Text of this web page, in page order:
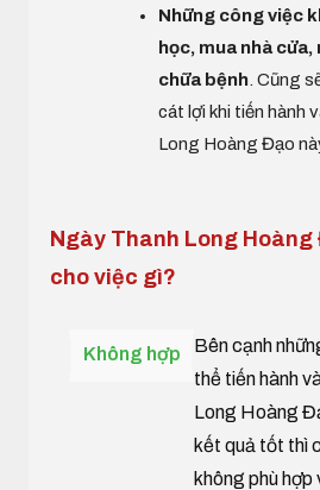
Những công việc
học, mua nhà cửa,
chữa bệnh . Cũng
cát lợi khi tiến hành
Long Hoàng Đạo
Ngày Thanh Long
cho việc gì?
Không hợp
Bên cạnh
thể tiến hành
Long Hoàng
kết quả tốt thì
không phù